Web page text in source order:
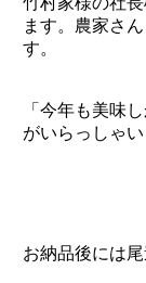
ます。農家さ
す。
「今年も美味
がいらっしゃ
お納品後には